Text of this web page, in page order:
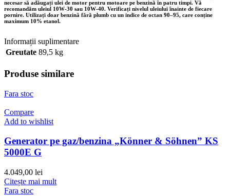
necesar să adăugați ulei de motor pentru motoare pe benzină în patru timpi. Vă
recomandăm uleiul 10W-30 sau 10W-40. Verificați nivelul uleiului înainte de fiecare
pornire. Utilizați doar benzină fără plumb cu un indice de octan 90–95, care conține
maximum 10% etanol.
Informații suplimentare
Greutate 89,5 kg
Produse similare
Fara stoc
Compare
Add to wishlist
Generator pe gaz/benzina „Könner & Söhnen” KS
5000E G
4.049,00 lei
Citește mai mult
Fara stoc